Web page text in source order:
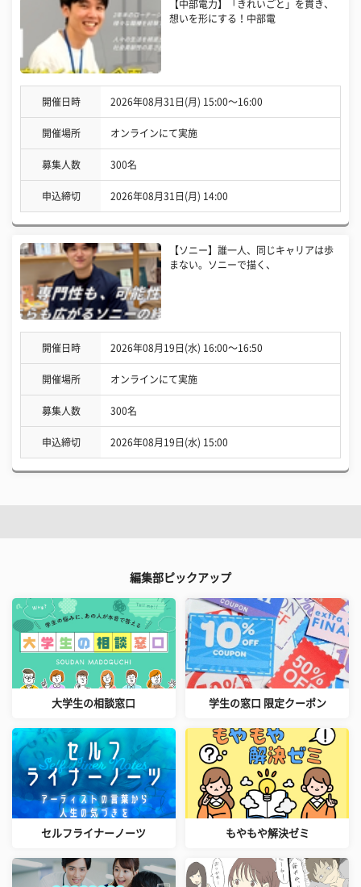
【中部電力】「きれいごと」を貫き、
想いを形にする！中部電
開催日時 2026年08月31日(月) 15:00〜16:00
開催場所 オンラインにて実施
募集人数 300名
申込締切 2026年08月31日(月) 14:00
【ソニー】誰一人、同じキャリアは歩
まない。ソニーで描く、
開催日時 2026年08月19日(水) 16:00〜16:50
開催場所 オンラインにて実施
募集人数 300名
申込締切 2026年08月19日(水) 15:00
編集部ピックアップ
大学生の相談窓口 学生の窓口 限定クーポン
セルフライナーノーツ もやもや解決ゼミ